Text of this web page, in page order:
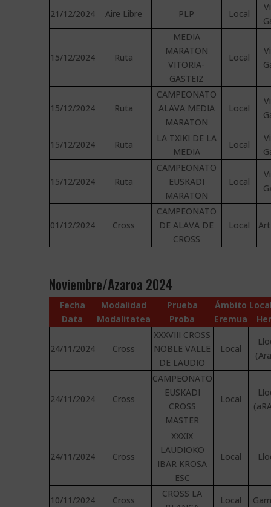
21/12/2024 Aire Libre PLP Local
15/12/2024 Ruta
MEDIA
MARATON
VITORIA-
GASTEIZ
Local
15/12/2024 Ruta
CAMPEONATO
ALAVA MEDIA
MARATON
Local
15/12/2024 Ruta
LA TXIKI DE LA
MEDIA
Local
15/12/2024 Ruta
CAMPEONATO
EUSKADI
MARATON
Local
01/12/2024 Cross
CAMPEONATO
DE ALAVA DE
CROSS
Local
Noviembre/Azaroa 2024
Fecha
Data
Modalidad
Modalitatea
Prueba
Proba
Ámbito
Eremua
24/11/2024 Cross
XXXVIII CROSS
NOBLE VALLE
DE LAUDIO
Local
24/11/2024 Cross
CAMPEONATO
EUSKADI
CROSS
MASTER
Local
24/11/2024 Cross
XXXIX
LAUDIOKO
IBAR KROSA
ESC
Local
10/11/2024 Cross
CROSS LA
Local